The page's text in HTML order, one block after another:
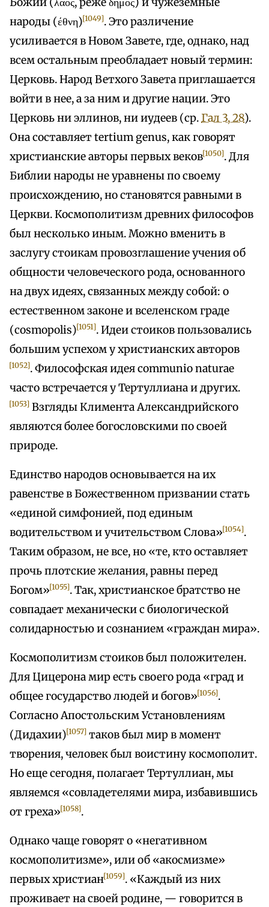
народы (έθνη)[1049]. Это различение
усиливается в Новом Завете, где, однако, над
всем остальным преобладает новый термин:
Церковь. Народ Ветхого Завета приглашается
войти в нее, а за ним и другие нации. Это
Церковь ни эллинов, ни иудеев (ср.Гал 3, 28).
Она составляет tertium genus, как говорят
христианские авторы первых веков[1050]. Для
Библии народы не уравнены по своему
происхождению, но становятся равными в
Церкви. Космополитизм древних философов
был несколько иным. Можно вменить в
заслугу стоикам провозглашение учения об
общности человеческого рода, основанного
на двух идеях, связанных между собой: о
естественном законе и вселенском граде
(cosmopolis)[1051]. Идеи стоиков пользовались
большим успехом у христианских авторов
[1052]. Философская идея communio naturae
часто встречается у Тертуллиана и других.
[1053] Взгляды Климента Александрийского
являются более богословскими по своей
природе.
Единство народов основывается на их
равенстве в Божественном призвании стать
«единой симфонией, под единым
водительством и учительством Слова»[1054].
Таким образом, не все, но «те, кто оставляет
прочь плотские желания, равны перед
Богом»[1055]. Так, христианское братство не
совпадает механически с биологической
солидарностью и сознанием «граждан мира».
Космополитизм стоиков был положителен.
Для Цицерона мир есть своего рода «град и
общее государство людей и богов»[1056].
Согласно Апостольским Установлениям
(Дидахии)[1057] таков был мир в момент
творения, человек был воистину космополит.
Но еще сегодня, полагает Тертуллиан, мы
являемся «совладетелями мира, избавившись
от греха»[1058].
Однако чаще говорят о «негативном
космополитизме», или об «акосмизме»
первых христиан[1059]. «Каждый из них
проживает на своей родине, — говорится в